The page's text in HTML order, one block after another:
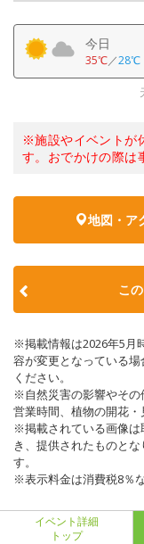
今日
35℃／28℃
※施設やイベントが
す。おでかけの際は
地図・ア
こ
※掲載情報は2026年5月
容が変更となっている
ください。
※自然災害の影響やその
営業時間、植物の開花・
※掲載されている画像は
き、提供されたものと
す。
※表示料金は消費税8％
イベント詳細
トップ